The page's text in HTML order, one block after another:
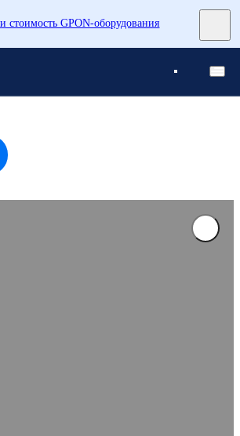
стоимость GPON-оборудования